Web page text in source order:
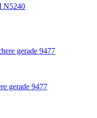
N5240
gerade 9477